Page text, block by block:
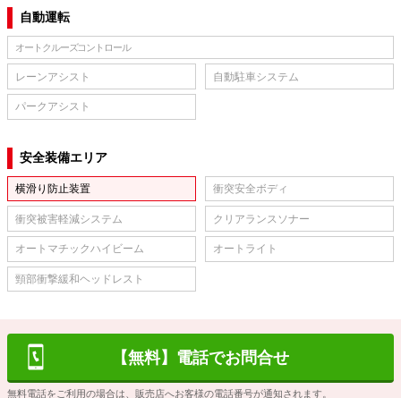
自動運転
オートクルーズコントロール
レーンアシスト 自動駐車システム
パークアシスト
安全装備エリア
横滑り防止装置 衝突安全ボディ
衝突被害軽減システム クリアランスソナー
オートマチックハイビーム オートライト
頸部衝撃緩和ヘッドレスト
【無料】電話でお問合せ
無料電話をご利用の場合は、販売店へお客様の電話番号が通知されます。